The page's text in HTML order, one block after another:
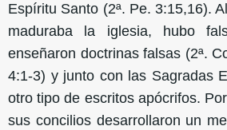
Espíritu Santo (2ª. Pe. 3:15,16).
maduraba la iglesia, hubo
enseñaron doctrinas falsas (2ª.
4:1-3) y junto con las Sagradas
otro tipo de escritos apócrifos.
sus concilios desarrollaron un